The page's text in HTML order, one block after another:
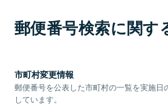
郵便番号検索に関す
市町村変更情報
郵便番号を公表した市町村の一覧を実施日
しています。